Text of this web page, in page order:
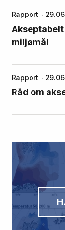
Rapport
miljømål
Rapport
Råd om